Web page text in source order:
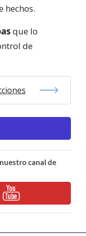
hechos.
que lo
de
canal de